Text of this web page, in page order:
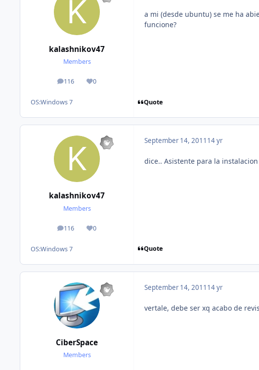
kalashnikov47
Members
116
posts 0
Reputation
OS:Windows 7
a mi (desde ubuntu) se me ha
funcione?
Quote
kalashnikov47
Members
116
posts 0
Reputation
OS:Windows 7
September 14, 2011 14 yr
dice.. Asistente para la
Quote
CiberSpace
Members
September 14, 2011 14 yr
vertale, debe ser xq acabo de